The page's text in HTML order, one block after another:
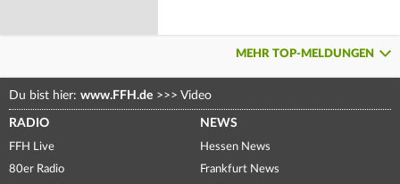
MEHR TOP-MELDUNGEN
Du bist hier: www.FFH.de >>> Video
RADIO
FFH Live
80er Radio
NEWS
Hessen News
Frankfurt News